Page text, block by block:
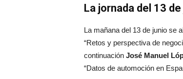
La jornada del 13
La mañana del 13 de junio se
“Retos y perspectiva de
continuación José Manuel
“Datos de automoción en